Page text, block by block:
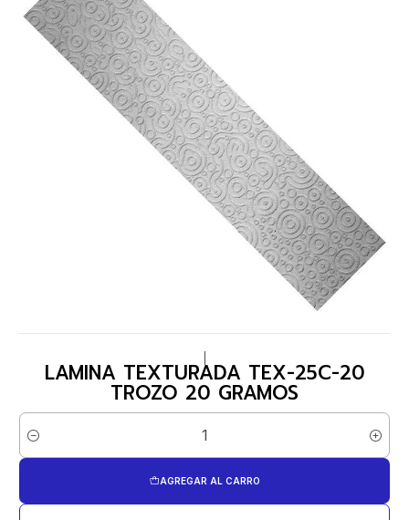
LAMINA TEXTURADA TEX-25C-20
TROZO 20 GRAMOS
Cantidad
AGREGAR AL CARRO